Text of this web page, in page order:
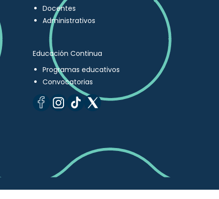
Docentes
Administrativos
Educación Continua
Programas educativos
Convocatorias